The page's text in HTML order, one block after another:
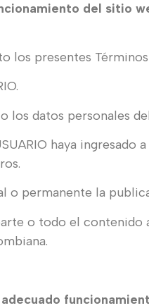
del sitio
los presentes
datos personales
haya
o permanente la
o todo el